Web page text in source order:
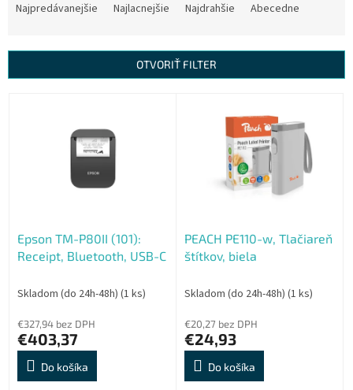
i
Najpredávanejšie Najlacnejšie Najdrahšie Abecedne
OTVORIŤ FILTER
Epson TM-P80II (101):
Receipt, Bluetooth, USB-C
Skladom (do 24h-48h) (1 ks)
€327,94 bez DPH
€403,37
Do košíka
PEACH PE110-w, Tlačiareň
štítkov, biela
Skladom (do 24h-48h) (1 ks)
€20,27 bez DPH
€24,93
Do košíka